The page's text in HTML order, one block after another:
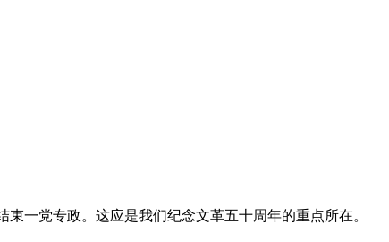
一党专政。这应是我们纪念文革五十周年的重点所在。